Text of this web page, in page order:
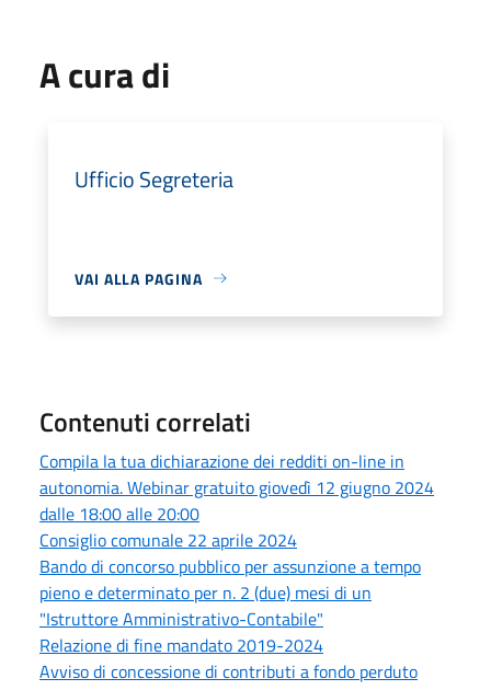
A cura di
Ufficio Segreteria
VAI ALLA PAGINA
Contenuti correlati
Compila la tua dichiarazione dei redditi on-line in
autonomia. Webinar gratuito giovedì 12 giugno 2024
dalle 18:00 alle 20:00
Consiglio comunale 22 aprile 2024
Bando di concorso pubblico per assunzione a tempo
pieno e determinato per n. 2 (due) mesi di un
"Istruttore Amministrativo-Contabile"
Relazione di fine mandato 2019-2024
Avviso di concessione di contributi a fondo perduto